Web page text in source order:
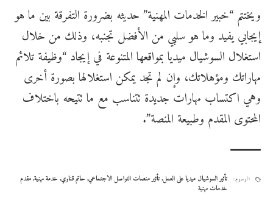
ويختتم “خبير الخدمات المهنية” حديثه بضرورة التفرقة بين ما هو
إيجابي يفيد وما هو سلبي من الأفضل تجنبه، وذلك من خلال
استغلال السوشيال ميديا بمواقعها المتنوعة في إيجاد “وظيفة تلائم
مهاراتك ومؤهلاتك، وإن لم تجد يمكن استغلالها بصورة أخرى
وهي اكتساب مهارات جديدة تتناسب مع ما تتيحه باختلاف
المحتوى المقدم وطبيعة المنصة”.
الوسوم: تأثير السوشيال ميديا على العمل,تأثير منصات التواصل الاجتماعي, حاتم قناوي, خدمة مهنية,مقدم
خدمات مهنية